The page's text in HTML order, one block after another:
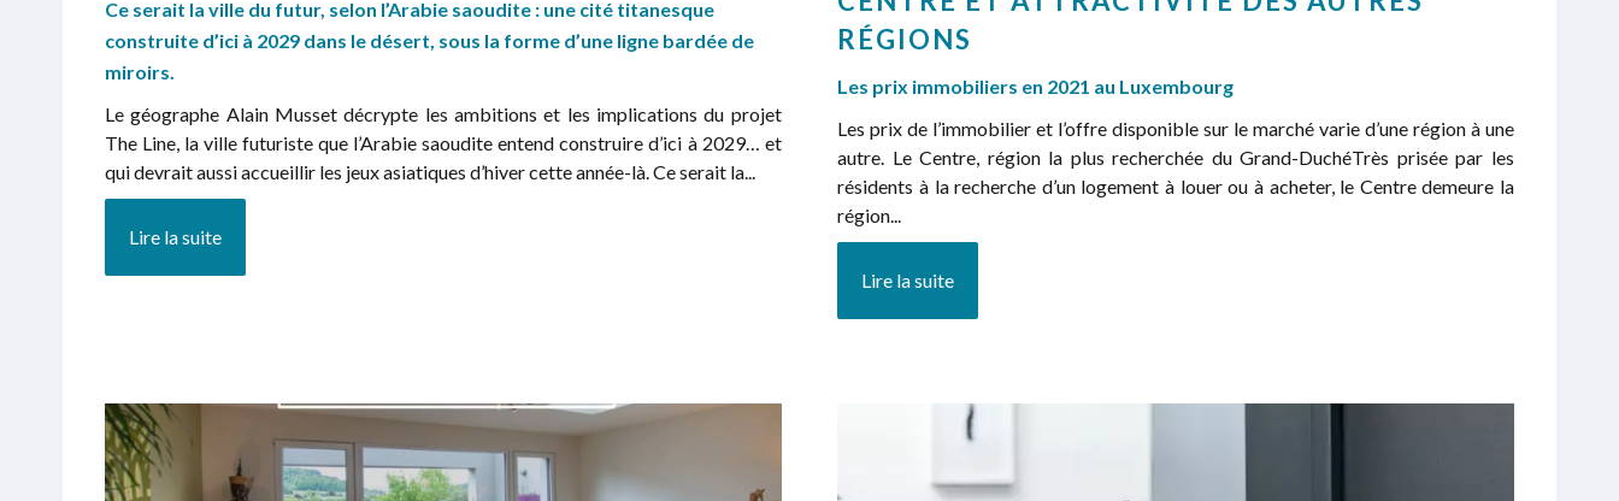
Ce serait la ville du futur, selon l’Arabie saoudite : une cité titanesque
construite d’ici à 2029 dans le désert, sous la forme d’une ligne bardée de
miroirs.
Le géographe Alain Musset décrypte les ambitions et les implications du projet
The Line, la ville futuriste que l’Arabie saoudite entend construire d’ici à 2029… et
qui devrait aussi accueillir les jeux asiatiques d’hiver cette année-là. Ce serait la...
Lire la suite
RÉGIONS
Les prix immobiliers en 2021 au Luxembourg
Les prix de l’immobilier et l’offre disponible sur le marché varie d’une région à une
autre. Le Centre, région la plus recherchée du Grand-DuchéTrès prisée par les
résidents à la recherche d’un logement à louer ou à acheter, le Centre demeure la
région...
Lire la suite